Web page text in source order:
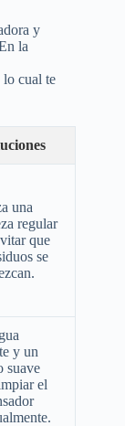
y
la
lo cual te
una
regular
que
se
y un
suave
el